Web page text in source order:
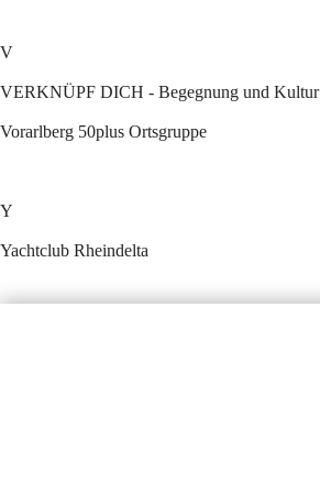
V
VERKNÜPF DICH - Begegnung und Kultur
Vorarlberg 50plus Ortsgruppe
Y
Yachtclub Rheindelta